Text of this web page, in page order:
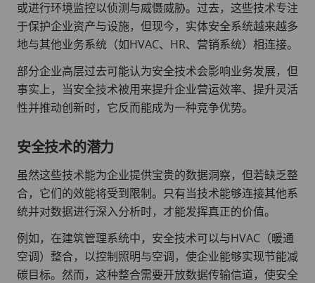
或进行环境监控以侦测与威慑威胁。过去，这些技术专注
于保护企业资产与设施，但现今，实体安全系统越来越多
地与其他业务系统（如HVAC、HR、营销系统）相连接。
部分企业高层过去可能认为安全技术会影响业务发展，但
事实上，当安全技术被用来提升企业营运效率、提升灵活
性并推动创新时，它反而能成为一种竞争优势。
安全技术的潜力
虽然这些技术能为企业提供宝贵的数据洞察，但若缺乏整
合，它们的效能将受到限制。只有当技术能够连接其他系
统并对数据进行深入分析时，才能发挥真正的价值。
例如，在建筑管理系统中，安全技术可以与HVAC（暖通
空调）整合，以控制照明与空调，使企业能够实现节能减
碳目标。然而，这种整合需要开放数据传输信道，使安全